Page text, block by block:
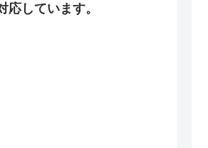
しています。